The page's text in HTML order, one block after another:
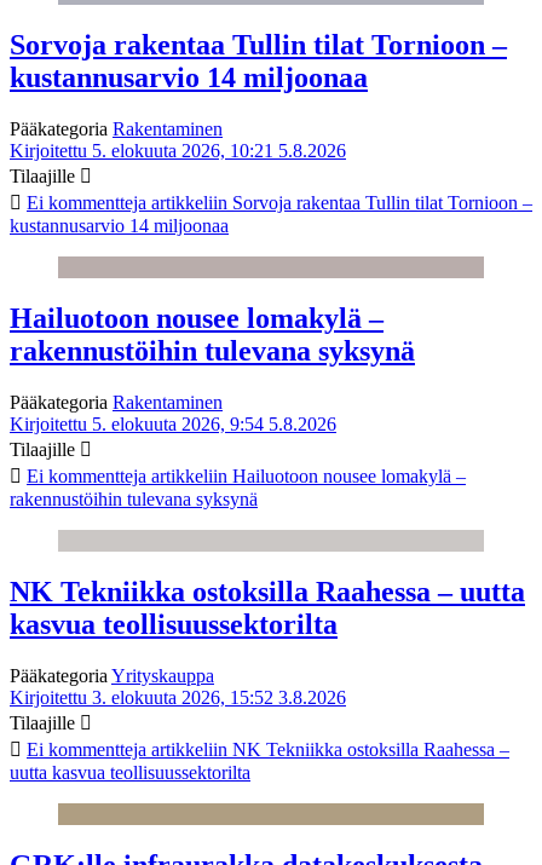
Sorvoja rakentaa Tullin tilat Tornioon –
kustannusarvio 14 miljoonaa
Pääkategoria Rakentaminen
Kirjoitettu 5. elokuuta 2026, 10:21 5.8.2026
Tilaajille
Ei kommentteja artikkeliin Sorvoja rakentaa Tullin tilat Tornioon –
kustannusarvio 14 miljoonaa
Hailuotoon nousee lomakylä –
rakennustöihin tulevana syksynä
Pääkategoria Rakentaminen
Kirjoitettu 5. elokuuta 2026, 9:54 5.8.2026
Tilaajille
Ei kommentteja artikkeliin Hailuotoon nousee lomakylä –
rakennustöihin tulevana syksynä
NK Tekniikka ostoksilla Raahessa – uutta
kasvua teollisuussektorilta
Pääkategoria Yrityskauppa
Kirjoitettu 3. elokuuta 2026, 15:52 3.8.2026
Tilaajille
Ei kommentteja artikkeliin NK Tekniikka ostoksilla Raahessa –
uutta kasvua teollisuussektorilta